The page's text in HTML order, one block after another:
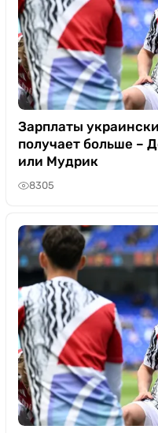
Зарплаты
получает больше –
или Мудрик
8305